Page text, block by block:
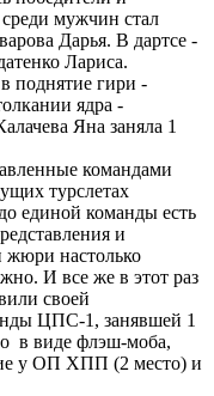
мужчин стал
Дарья. В дартсе -
Лариса.
поднятие гири -
ядра -
Яна заняла 1
командами
турслетах
единой команды есть
и
жюри настолько
И все же в этот раз
своей
ЦПС-1, занявшей 1
в виде флэш-моба,
у ОП ХПП (2 место) и